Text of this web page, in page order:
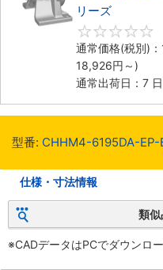
リーズ
通常価格(税別)：
18,926円 ～)
通常出荷日：7
型番: CHHM4-6195DA-
仕様・寸法情報
類
※CADデータはPCでダウンロ